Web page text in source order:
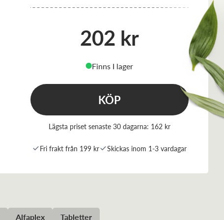
202 kr
⬤Finns I lager
KÖP
Lägsta priset senaste 30 dagarna: 162 kr
Fri frakt från 199 kr Skickas inom 1-3 vardagar
Alfaplex Tabletter